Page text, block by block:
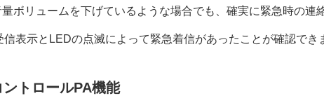
ボリュームを下げているような場合でも、確実に緊急時の連
表示とLEDの点滅によって緊急着信があったことが確認でき
トロールPA機能